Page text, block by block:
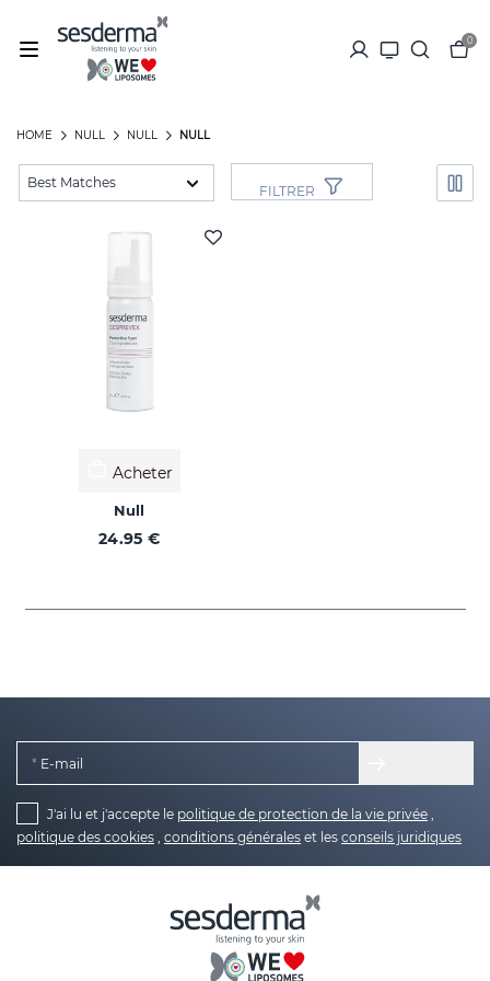
0
NULL
NULL
NULL
HOME
FILTRER
Acheter
Null
24.95 €
E-mail
J'ai lu et j'accepte le politique de protection de la vie privée ,
politique des cookies , conditions générales et les conseils juridiques